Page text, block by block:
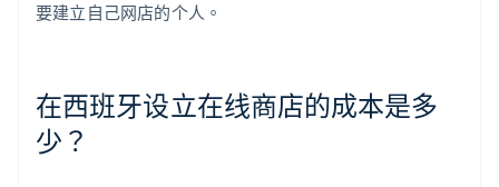
要建立自己网店的个人。
在西班牙设立在线商店的成本是多
少？